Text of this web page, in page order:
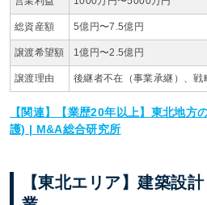
総資産額 5億円〜7.5億円
譲渡希望額 1億円〜2.5億円
譲渡理由 後継者不在（事業承継）、戦
【関連】【業歴20年以上】東北地方
護) | M&A総合研究所
【東北エリア】建築設